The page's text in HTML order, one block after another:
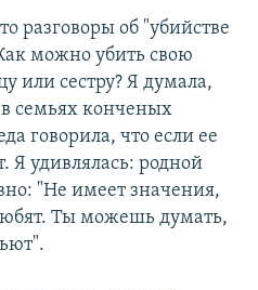
разговоры об "убийстве
можно убить свою
или сестру? Я думала,
в семьях конченых
говорила, что если ее
Я удивлялась: родной
"Не имеет значения,
Ты можешь думать,